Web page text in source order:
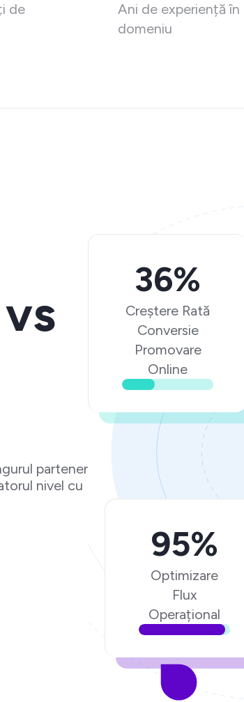
de
Ani de experiență în
domeniu
vs
partener
nivel cu
peste așteptări și vânzările au
Ma bucur că am ales să
în echipa Ecom Digital."
36%
Creștere Rată
Conversie
Promovare
Online
95%
Optimizare
Flux
Operațional